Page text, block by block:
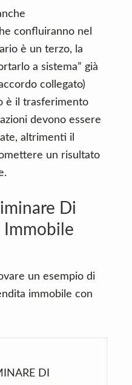
confluiranno nel
è un terzo, la
a sistema” già
collegato)
è il trasferimento
devono essere
altrimenti il
un risultato
Di
Immobile
un esempio di
immobile con
DI